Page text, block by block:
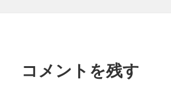
コメントを残す